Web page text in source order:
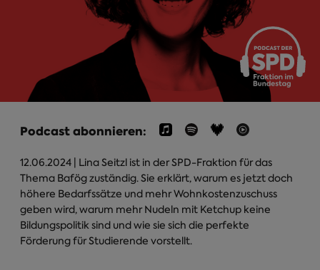
Podcast abonnieren:
12.06.2024 | Lina Seitzl ist in der SPD-Fraktion für das
Thema Bafög zuständig. Sie erklärt, warum es jetzt doch
höhere Bedarfssätze und mehr Wohnkostenzuschuss
geben wird, warum mehr Nudeln mit Ketchup keine
Bildungspolitik sind und wie sie sich die perfekte
Förderung für Studierende vorstellt.